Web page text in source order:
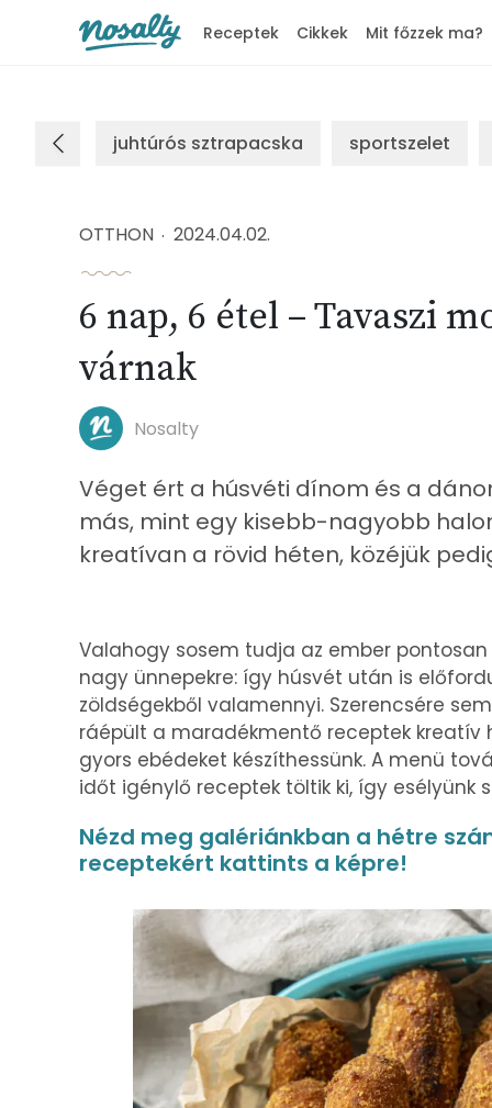
Receptek Cikkek Mit főzzek ma?
juhtúrós sztrapacska sportszelet
OTTHON 2024.04.02.
6 nap, 6 étel – Tavaszi
várnak
Nosalty
Véget ért a húsvéti dínom és a
más, mint egy kisebb-nagyobb
kreatívan a rövid héten, közéjük
Valahogy sosem tudja az ember
nagy ünnepekre: így húsvét után is
zöldségekből valamennyi. Szerencsére
ráépült a maradékmentő receptek kreatív
gyors ebédeket készíthessünk. A menü
időt igénylő receptek töltik ki, így esélyünk
Nézd meg galériánkban a hétre
receptekért kattints a képre!